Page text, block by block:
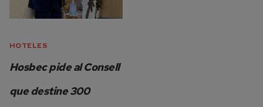
HOTELES
Hosbec pide al Consell
que destine 300